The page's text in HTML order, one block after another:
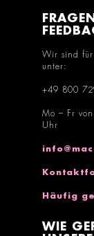
Wir sind
unter:
+49 800
Mo – Fr
Uhr
Häufig
WIE